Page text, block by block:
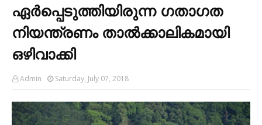
ഏര്‍പ്പെടുത്തിയിരുന്ന ഗതാഗത
നിയന്ത്രണം താല്‍ക്കാലികമായി
ഒഴിവാക്കി
Admin Saturday, July 07, 2018